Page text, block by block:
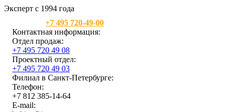
Эксперт с 1994 года
+7 495 720-49-00
Контактная информация:
Отдел продаж:
+7 495 720 49 08
Проектный отдел:
+7 495 720 49 03
Филиал в Санкт-Петербурге:
Телефон:
+7 812 385-14-64
E-mail: